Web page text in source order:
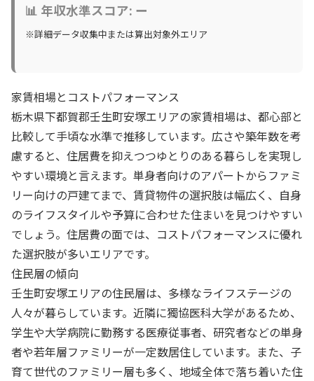
📊 年収水準スコア: ー
※詳細データ収集中または算出対象外エリア
家賃相場とコストパフォーマンス
栃木県下都賀郡壬生町安塚エリアの家賃相場は、都心部と
比較して手頃な水準で推移しています。広さや築年数を考
慮すると、住居費を抑えつつゆとりのある暮らしを実現し
やすい環境と言えます。単身者向けのアパートからファミ
リー向けの戸建てまで、賃貸物件の選択肢は幅広く、自身
のライフスタイルや予算に合わせた住まいを見つけやすい
でしょう。住居費の面では、コストパフォーマンスに優れ
た選択肢が多いエリアです。
住民層の傾向
壬生町安塚エリアの住民層は、多様なライフステージの
人々が暮らしています。近隣に獨協医科大学があるため、
学生や大学病院に勤務する医療従事者、研究者などの単身
者や若年層ファミリーが一定数居住しています。また、子
育て世代のファミリー層も多く、地域全体で落ち着いた住